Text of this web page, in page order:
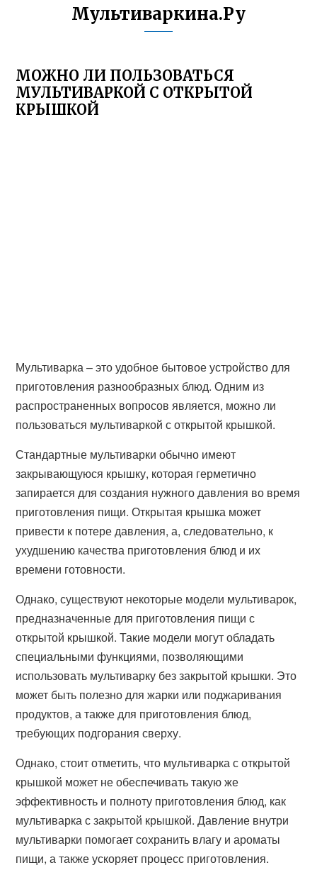
Мультиваркина.Ру
МОЖНО ЛИ ПОЛЬЗОВАТЬСЯ
МУЛЬТИВАРКОЙ С ОТКРЫТОЙ
КРЫШКОЙ
Мультиварка – это удобное бытовое устройство для
приготовления разнообразных блюд. Одним из
распространенных вопросов является, можно ли
пользоваться мультиваркой с открытой крышкой.
Стандартные мультиварки обычно имеют
закрывающуюся крышку, которая герметично
запирается для создания нужного давления во время
приготовления пищи. Открытая крышка может
привести к потере давления, а, следовательно, к
ухудшению качества приготовления блюд и их
времени готовности.
Однако, существуют некоторые модели мультиварок,
предназначенные для приготовления пищи с
открытой крышкой. Такие модели могут обладать
специальными функциями, позволяющими
использовать мультиварку без закрытой крышки. Это
может быть полезно для жарки или поджаривания
продуктов, а также для приготовления блюд,
требующих подгорания сверху.
Однако, стоит отметить, что мультиварка с открытой
крышкой может не обеспечивать такую же
эффективность и полноту приготовления блюд, как
мультиварка с закрытой крышкой. Давление внутри
мультиварки помогает сохранить влагу и ароматы
пищи, а также ускоряет процесс приготовления.